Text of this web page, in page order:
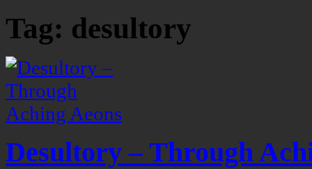
Tag: desultory
Desultory – Through